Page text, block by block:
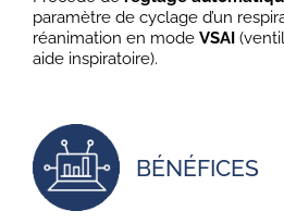
paramètre de cyclage d’un
réanimation en mode VSAI
aide inspiratoire).
BÉNÉFICES